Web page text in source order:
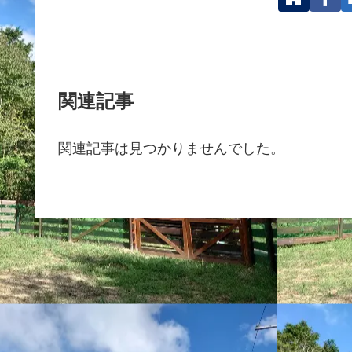
関連記事
関連記事は見つかりませんでした。